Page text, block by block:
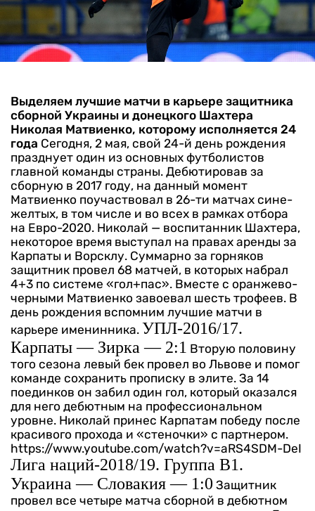
Выделяем лучшие матчи в карьере защитника
сборной Украины и донецкого Шахтера
Николая Матвиенко, которому исполняется 24
года Сегодня, 2 мая, свой 24-й день рождения
празднует один из основных футболистов
главной команды страны. Дебютировав за
сборную в 2017 году, на данный момент
Матвиенко поучаствовал в 26-ти матчах сине-
желтых, в том числе и во всех в рамках отбора
на Евро-2020. Николай — воспитанник Шахтера,
некоторое время выступал на правах аренды за
Карпаты и Ворсклу. Суммарно за горняков
защитник провел 68 матчей, в которых набрал
4+3 по системе «гол+пас». Вместе с оранжево-
черными Матвиенко завоевал шесть трофеев. В
день рождения вспомним лучшие матчи в
карьере именинника. УПЛ-2016/17.
Карпаты — Зирка — 2:1 Вторую половину
того сезона левый бек провел во Львове и помог
команде сохранить прописку в элите. За 14
поединков он забил один гол, который оказался
для него дебютным на профессиональном
уровне. Николай принес Карпатам победу после
красивого прохода и «стеночки» с партнером.
https://www.youtube.com/watch?v=aRS4SDM-DeI
Лига наций-2018/19. Группа В1.
Украина — Словакия — 1:0 Защитник
провел все четыре матча сборной в дебютном